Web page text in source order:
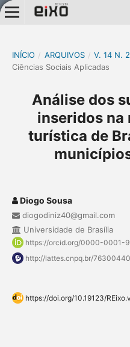
INÍCIO / ARQUIVOS / V. 14 N.
Ciências Sociais Aplicadas
Análise dos
inseridos na
turística de
Diogo Sousa
diogodiniz40@gmail.com
Universidade de Brasília
https://orcid.org/0000-0001-
http://lattes.cnpq.br/
https://doi.org/10.19123/